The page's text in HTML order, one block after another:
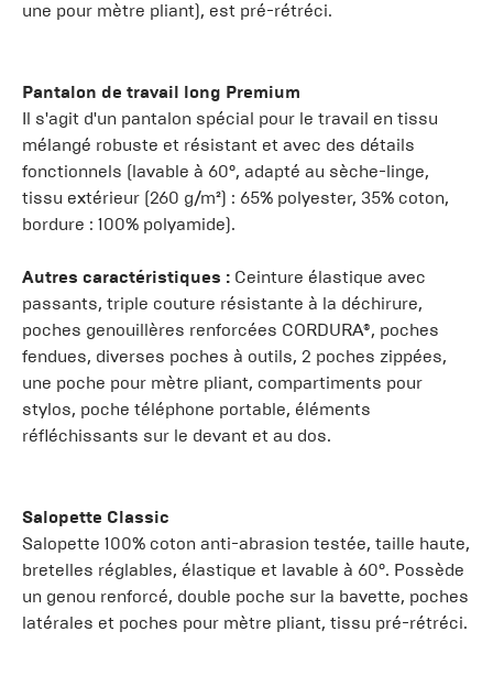
une pour mètre pliant), est pré-rétréci.
Pantalon de travail long Premium
Il s'agit d'un pantalon spécial pour le travail en tissu
mélangé robuste et résistant et avec des détails
fonctionnels (lavable à 60°, adapté au sèche-linge,
tissu extérieur (260 g/m²) : 65% polyester, 35% coton,
bordure : 100% polyamide).
Autres caractéristiques : Ceinture élastique avec
passants, triple couture résistante à la déchirure,
poches genouillères renforcées CORDURA®, poches
fendues, diverses poches à outils, 2 poches zippées,
une poche pour mètre pliant, compartiments pour
stylos, poche téléphone portable, éléments
réfléchissants sur le devant et au dos.
Salopette Classic
Salopette 100% coton anti-abrasion testée, taille haute,
bretelles réglables, élastique et lavable à 60°. Possède
un genou renforcé, double poche sur la bavette, poches
latérales et poches pour mètre pliant, tissu pré-rétréci.